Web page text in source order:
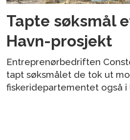
Tapte søksmål
Havn-prosjekt
Entreprenørbedriften
tapt søksmålet de tok ut
fiskeridepartementet også i